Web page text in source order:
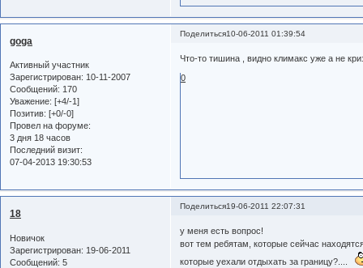
Поделиться10-06-2011 01:39:54
goga
Активный участник
Зарегистрирован: 10-11-2007
Сообщений: 170
Уважение: [+4/-1]
Позитив: [+0/-0]
Провел на форуме:
3 дня 18 часов
Последний визит:
07-04-2013 19:30:53
Что-то тишина , видно климакс уже а не
0
Поделиться19-06-2011 22:07:31
18
Новичок
Зарегистрирован: 19-06-2011
Сообщений: 5
у меня есть вопрос!
вот тем ребятам, которые сейчас
которые уехали отдыхать за границу?....